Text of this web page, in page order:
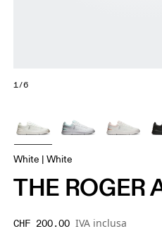
1/6
White | White
THE ROGER
CHF 200.00 IVA inclusa